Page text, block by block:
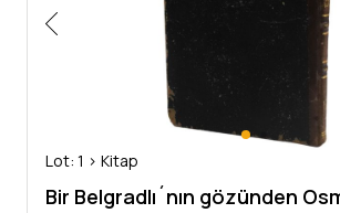
Lot: 1 > Kitap
Bir Belgradlı´nın gözünden